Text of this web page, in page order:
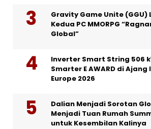
Gravity Game Unite (GGU)
Kedua PC MMORPG
Global”
Inverter Smart String 506
Smarter E AWARD di
Europe 2026
Dalian Menjadi Sorotan
Menjadi Tuan Rumah
untuk Kesembilan Kalinya